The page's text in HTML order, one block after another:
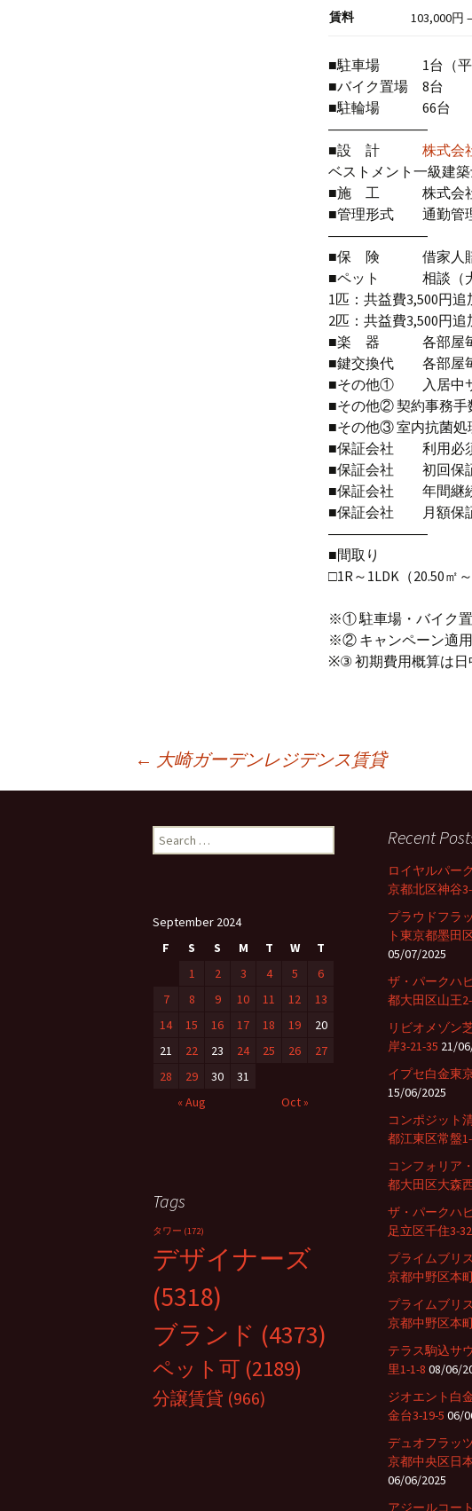
賃料 103,000円
■駐車場 1台（平
■バイク置場 8台
■駐輪場 66台
―――――――
■設 計 株式会
ベストメント一級建
■施 工 株式会社
■管理形式 通勤管
―――――――
■保 険 借家人賠
■ペット 相談（犬
1匹：共益費3,500円追
2匹：共益費3,500円追
■楽 器 各部屋毎
■鍵交換代 各部屋
■その他① 入居中サ
■その他② 契約事務手
■その他③ 室内抗菌処
■保証会社 利用必須
■保証会社 初回保証
■保証会社 年間継続
■保証会社 月額保証
―――――――
■間取り
□1R～1LDK（20.50㎡～
※① 駐車場・バイク置
※② キャンペーン適用
※③ 初期費用概算は日
Post
navigation
← 大崎ガーデンレジデンス賃貸
e
h
Recent
ロイヤルパー
京都北区神谷
プラウドフラ
ト東京都墨田
05/07/2025
ザ・パークハ
都大田区山王
リビオメゾン
岸3-21-35 21/
イプセ白金東
15/06/2025
コンポジット
都江東区常盤
コンフォリア
都大田区大森
ザ・パークハ
足立区千住3-32
プライムブリ
京都中野区本
プライムブリ
京都中野区本
テラス駒込サ
里1-1-8 08/06/
ジオエント白
金台3-19-5 06/
デュオフラッ
京都中央区日
06/06/2025
アジールコー
September 2024
F
S S M T W T
« Aug Oct »
1 2 3 4 5
6
7
8 9 10 11 12
13
14
15 16 17 18 19
20
21
22 23 24 25 26
27
28
29 30 31
Tags
タワー (172)
デザイナーズ
(5318)
ブランド (4373)
ペット可 (2189)
分譲賃貸 (966)